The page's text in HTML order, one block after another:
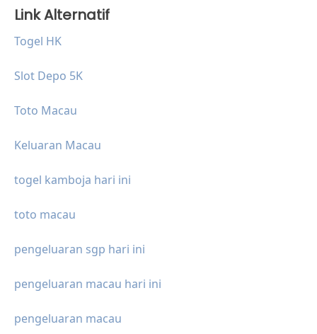
Link Alternatif
Togel HK
Slot Depo 5K
Toto Macau
Keluaran Macau
togel kamboja hari ini
toto macau
pengeluaran sgp hari ini
pengeluaran macau hari ini
pengeluaran macau